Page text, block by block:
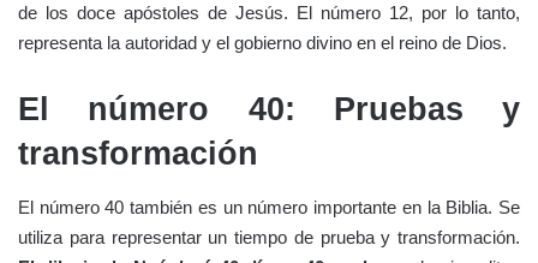
de los doce apóstoles de Jesús. El número 12, por lo tanto,
representa la autoridad y el gobierno divino en el reino de Dios.
El número 40: Pruebas y
transformación
El número 40 también es un número importante en la Biblia. Se
utiliza para representar un tiempo de prueba y transformación.